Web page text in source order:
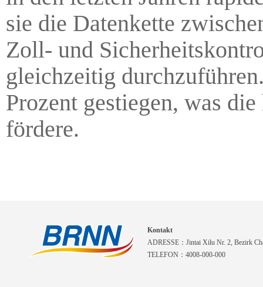
sie die Datenkette
Zoll- und
gleichzeitig
Prozent gestiegen, was
fördere.
Kontakt
ADRESSE：Jintai Xilu Nr. 2, Bezirk
TELEFON：4008-000-000